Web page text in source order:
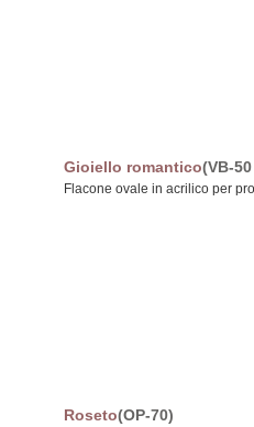
Gioiello romantico(VB-
Flacone ovale in acrilico per
Roseto(OP-70)